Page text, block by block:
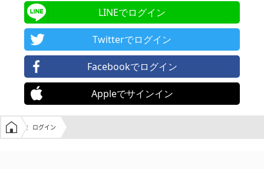
LINEでログイン
Twitterでログイン
Facebookでログイン
Appleでサインイン
学生の窓口トップ
ログイン